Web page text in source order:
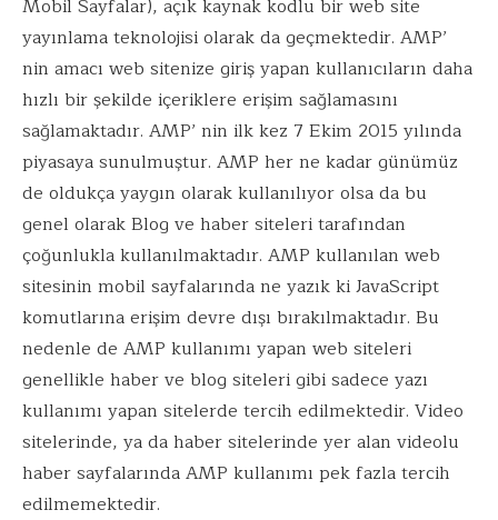
Mobil Sayfalar), açık kaynak kodlu bir web site
yayınlama teknolojisi olarak da geçmektedir. AMP’
nin amacı web sitenize giriş yapan kullanıcıların daha
hızlı bir şekilde içeriklere erişim sağlamasını
sağlamaktadır. AMP’ nin ilk kez 7 Ekim 2015 yılında
piyasaya sunulmuştur. AMP her ne kadar günümüz
de oldukça yaygın olarak kullanılıyor olsa da bu
genel olarak Blog ve haber siteleri tarafından
çoğunlukla kullanılmaktadır. AMP kullanılan web
sitesinin mobil sayfalarında ne yazık ki JavaScript
komutlarına erişim devre dışı bırakılmaktadır. Bu
nedenle de AMP kullanımı yapan web siteleri
genellikle haber ve blog siteleri gibi sadece yazı
kullanımı yapan sitelerde tercih edilmektedir. Video
sitelerinde, ya da haber sitelerinde yer alan videolu
haber sayfalarında AMP kullanımı pek fazla tercih
edilmemektedir.